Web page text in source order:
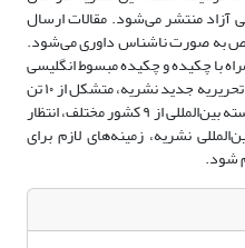
آزاد منتشر می‌شود. مقالات ارسال
به صورت ناشناس داوری می‌شود.
با چکیده و چکیده مبسوط انگلیسی
منتشر می‌شود. با همکاری اعضای هیأت تحریریه جدید نشریه، متشکل از ۱۰ تن
از استادان داخلی و ۱۱ تن از استادان برجسته بین‌المللی از ۹ کشور مختلف، انتظار
نشریه، زمینه‌های لازم برای
شود.